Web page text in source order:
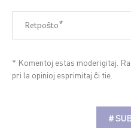
* Komentoj estas moderigitaj.
pri la opinioj esprimitaj ĉi tie.